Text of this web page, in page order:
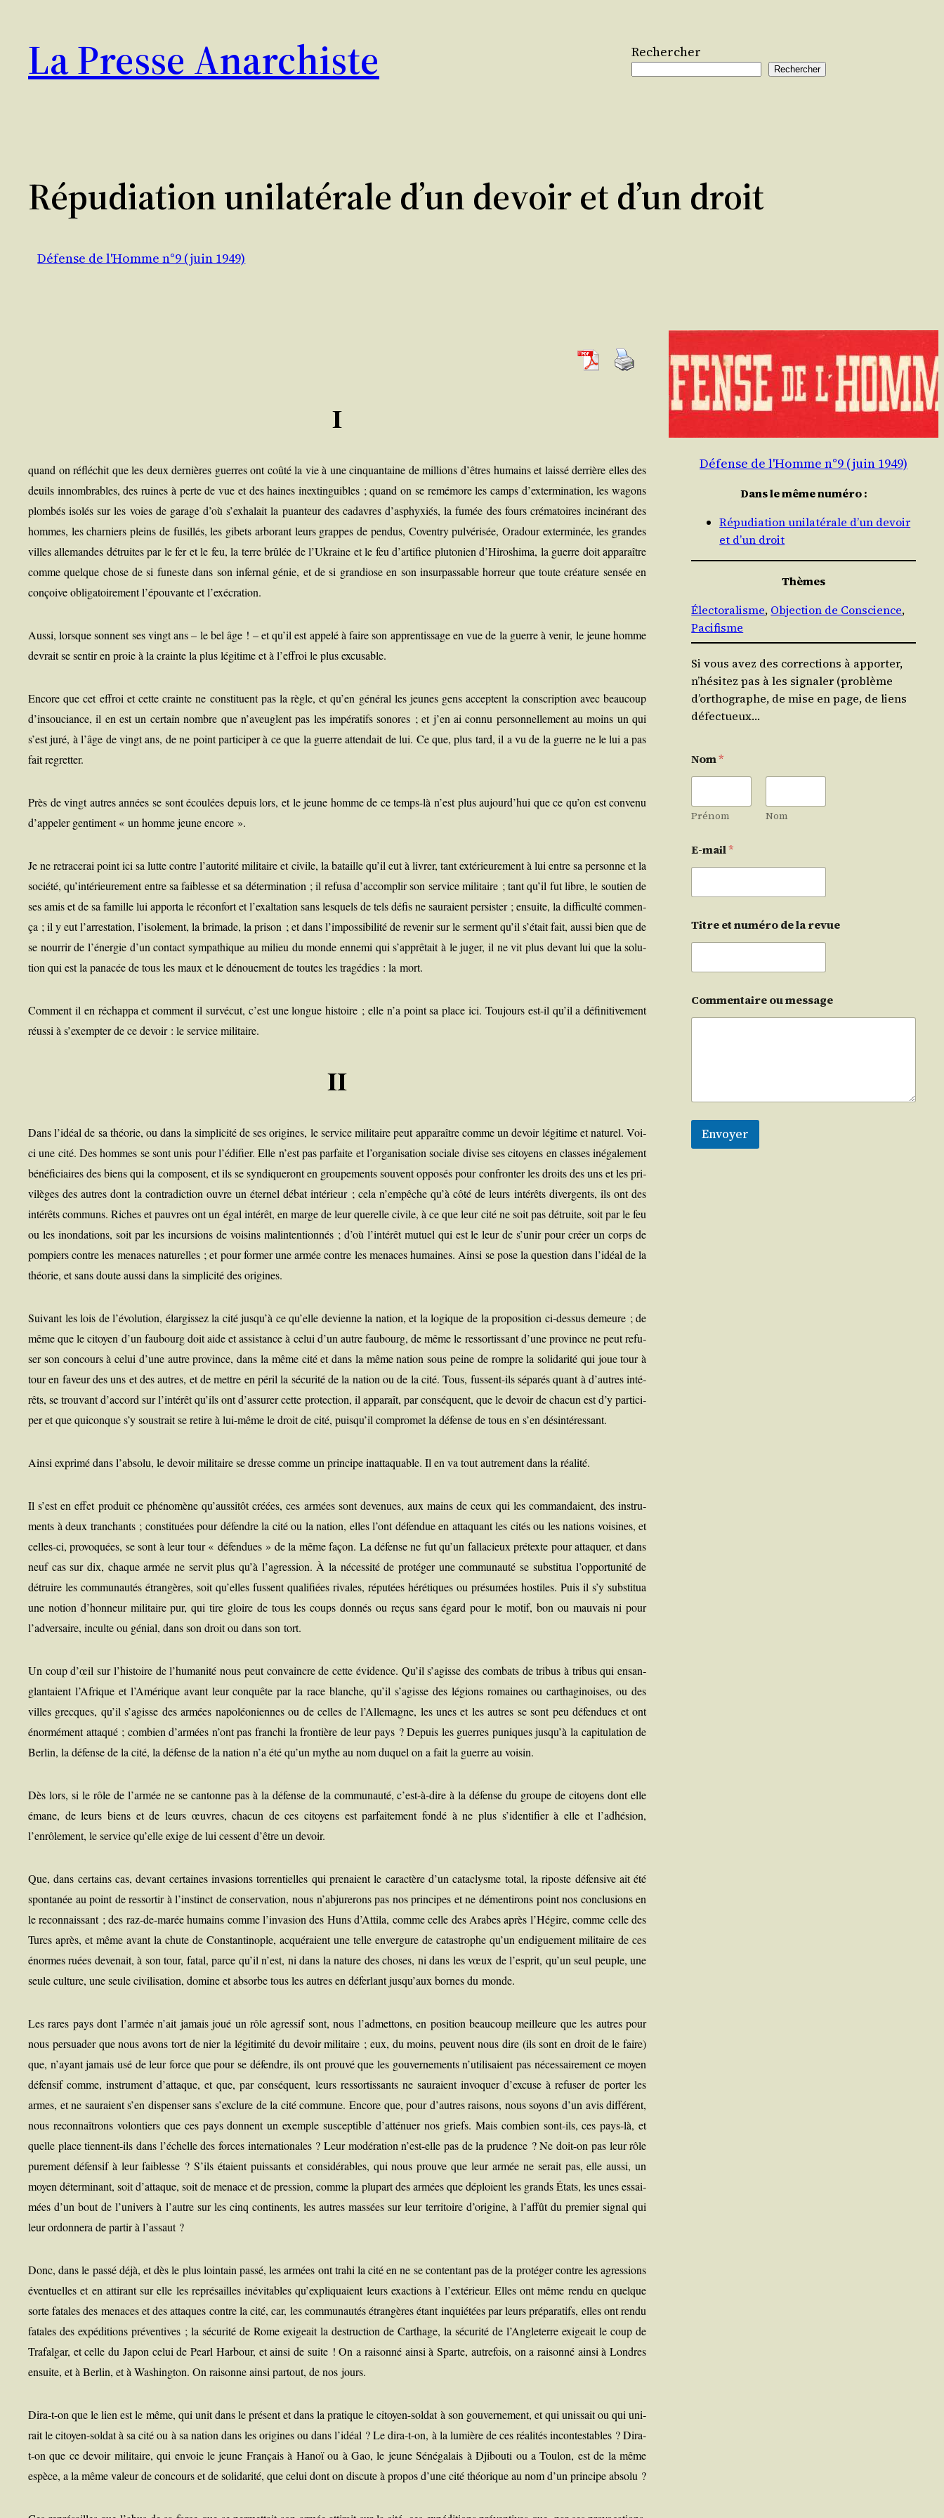
contenu
La Presse Anarchiste Rechercher
Rechercher
Répudiation unilatérale d’un devoir et d’un droit
Défense de l'Homme n°9 (juin 1949)
I
quand on réflé­chit que les deux der­nières guerres ont coû­té la vie à une cin­quan­taine de mil­lions d’êtres humains et lais­sé der­rière elles des
deuils innom­brables, des ruines à perte de vue et des haines inex­tin­guibles ; quand on se remé­more les camps d’extermination, les wagons
plom­bés iso­lés sur les voies de garage d’où s’exhalait la puan­teur des cadavres d’asphyxiés, la fumée des fours cré­ma­toires inci­né­rant des
hommes, les char­niers pleins de fusillés, les gibets arbo­rant leurs grappes de pen­dus, Coven­try pul­vé­ri­sée, Ora­dour exter­mi­née, les grandes
villes alle­mandes détruites par le fer et le feu, la terre brû­lée de l’Ukraine et le feu d’artifice plu­to­nien d’Hiroshima, la guerre doit appa­raître
comme quelque chose de si funeste dans son infer­nal génie, et de si gran­diose en son insur­pas­sable hor­reur que toute créa­ture sen­sée en
conçoive obli­ga­toi­re­ment l’épouvante et l’exécration.
Aus­si, lorsque sonnent ses vingt ans – le bel âge ! – et qu’il est appe­lé à faire son appren­tis­sage en vue de la guerre à venir, le jeune homme
devrait se sen­tir en proie à la crainte la plus légi­time et à l’effroi le plus excusable.
Encore que cet effroi et cette crainte ne consti­tuent pas la règle, et qu’en géné­ral les jeunes gens acceptent la conscrip­tion avec beau­coup
d’insouciance, il en est un cer­tain nombre que n’aveuglent pas les impé­ra­tifs sonores ; et j’en ai connu per­son­nel­le­ment au moins un qui
s’est juré, à l’âge de vingt ans, de ne point par­ti­ci­per à ce que la guerre atten­dait de lui. Ce que, plus tard, il a vu de la guerre ne le lui a pas
fait regretter.
Près de vingt autres années se sont écou­lées depuis lors, et le jeune homme de ce temps-là n’est plus aujourd’hui que ce qu’on est conve­nu
d’appeler gen­ti­ment « un homme jeune encore ».
Je ne retra­ce­rai point ici sa lutte contre l’autorité mili­taire et civile, la bataille qu’il eut à livrer, tant exté­rieu­re­ment à lui entre sa per­sonne et la
socié­té, qu’intérieurement entre sa fai­blesse et sa déter­mi­na­tion ; il refu­sa d’accomplir son ser­vice mili­taire ; tant qu’il fut libre, le sou­tien de
ses amis et de sa famille lui appor­ta le récon­fort et l’exaltation sans les­quels de tels défis ne sau­raient per­sis­ter ; ensuite, la dif­fi­cul­té com­men­
ça ; il y eut l’arrestation, l’isolement, la bri­made, la pri­son ; et dans l’impossibilité de reve­nir sur le ser­ment qu’il s’était fait, aus­si bien que de
se nour­rir de l’énergie d’un contact sym­pa­thique au milieu du monde enne­mi qui s’apprêtait à le juger, il ne vit plus devant lui que la solu­
tion qui est la pana­cée de tous les maux et le dénoue­ment de toutes les tra­gé­dies : la mort.
Com­ment il en réchap­pa et com­ment il sur­vé­cut, c’est une longue his­toire ; elle n’a point sa place ici. Tou­jours est-il qu’il a défi­ni­ti­ve­ment
réus­si à s’exempter de ce devoir : le ser­vice militaire.
II
Dans l’idéal de sa théo­rie, ou dans la sim­pli­ci­té de ses ori­gines, le ser­vice mili­taire peut appa­raître comme un devoir légi­time et natu­rel. Voi­
ci une cité. Des hommes se sont unis pour l’édifier. Elle n’est pas par­faite et l’organisation sociale divise ses citoyens en classes inéga­le­ment
béné­fi­ciaires des biens qui la com­posent, et ils se syn­di­que­ront en grou­pe­ments sou­vent oppo­sés pour confron­ter les droits des uns et les pri­
vi­lèges des autres dont la contra­dic­tion ouvre un éter­nel débat inté­rieur ; cela n’empêche qu’à côté de leurs inté­rêts diver­gents, ils ont des
inté­rêts com­muns. Riches et pauvres ont un égal inté­rêt, en marge de leur que­relle civile, à ce que leur cité ne soitpas détruite, soit par le feu
ou les inon­da­tions, soit par les incur­sions de voi­sins mal­in­ten­tion­nés ; d’où l’intérêt mutuel qui est le leur de s’unir pour créer un corps de
pom­piers contre les menaces natu­relles ; et pour for­mer une armée contre les menaces humaines. Ain­si se pose la ques­tion dans l’idéal de la
théo­rie, et sans doute aus­si dans la sim­pli­ci­té des origines.
Sui­vant les lois de l’évolution, élar­gis­sez la cité jusqu’à ce qu’elle devienne la nation, et la logique de la pro­po­si­tion ci-des­sus demeure ; de
même que le citoyen d’un fau­bourg doit aide et assis­tance à celui d’un autre fau­bourg, de même le res­sor­tis­sant d’une pro­vince ne peut refu­
ser son concours à celui d’une autre pro­vince, dans la même cité et dans la même nation sous peine de rompre la soli­da­ri­té qui joue tour à
tour en faveur des uns et des autres, et de mettre en péril la sécu­ri­té de la nation ou de la cité. Tous, fussent-ils sépa­rés quant à d’autres inté­
rêts, se trou­vant d’accord sur l’intérêt qu’ils ont d’assurer cette pro­tec­tion, il appa­raît, par consé­quent, que le devoir de cha­cun est d’y par­ti­ci­
per et que qui­conque s’y sous­trait se retire à lui-même le droit de cité, puisqu’il com­pro­met la défense de tous en s’en désintéressant.
Ain­si expri­mé dans l’absolu, le devoir mili­taire se dresse comme un prin­cipe inat­ta­quable. Il en va tout autre­ment dans la réalité.
Il s’est en effet pro­duit ce phé­no­mène qu’aussitôt créées, ces armées sont deve­nues, aux mains de ceux qui les com­man­daient, des ins­tru­
ments à deux tran­chants ; consti­tuées pour défendre la cité ou la nation, elles l’ont défen­due en atta­quant les cités ou les nations voi­sines, et
celles-ci, pro­vo­quées, se sont à leur tour « défen­dues » de la même façon. La défense ne fut qu’un fal­la­cieux pré­texte pour atta­quer, et dans
neuf cas sur dix, chaque armée ne ser­vit plus qu’à l’agression. À la néces­si­té de pro­té­ger une com­mu­nau­té se sub­sti­tua l’opportunité de
détruire les com­mu­nau­tés étran­gères, soit qu’elles fussent qua­li­fiées rivales, répu­tées héré­tiques ou pré­su­mées hos­tiles. Puis il s’y sub­sti­tua
une notion d’honneur mili­taire pur, qui tire gloire de tous les coups don­nés ou reçus sans égard pour le motif, bon ou mau­vais ni pour
l’adversaire, inculte ou génial, dans son droit ou dans son tort.
Un coup d’œil sur l’histoire de l’humanité nous peut convaincre de cette évi­dence. Qu’il s’agisse des com­bats de tri­bus à tri­bus qui ensan­
glan­taient l’Afrique et l’Amérique avant leur conquête par la race blanche, qu’il s’agisse des légions romaines ou car­tha­gi­noises, ou des
villes grecques, qu’il s’agisse des armées napo­léo­niennes ou de celles de l’Allemagne, les unes et les autres se sont peu défen­dues et ont
énor­mé­ment atta­qué ; com­bien d’armées n’ont pas fran­chi la fron­tière de leur pays ? Depuis les guerres puniques jusqu’à la capi­tu­la­tion de
Ber­lin, la défense de la cité, la défense de la nation n’a été qu’un mythe au nom duquel on a fait la guerre au voisin.
Dès lors, si le rôle de l’armée ne se can­tonne pas à la défense de la com­mu­nau­té, c’est-à-dire à la défense du groupe de citoyens dont elle
émane, de leurs biens et de leurs œuvres, cha­cun de ces citoyens est par­fai­te­ment fon­dé à ne plus s’identifier à elle et l’adhésion,
l’enrôlement, le ser­vice qu’elle exige de lui cessent d’être un devoir.
Que, dans cer­tains cas, devant cer­taines inva­sions tor­ren­tielles qui pre­naient le carac­tère d’un cata­clysme total, la riposte défen­sive ait été
spon­ta­née au point de res­sor­tir à l’instinct de conser­va­tion, nous n’abjurerons pas nos prin­cipes et ne démen­ti­rons point nos conclu­sions en
le recon­nais­sant ; des raz-de-marée humains comme l’invasion des Huns d’Attila, comme celle des Arabes après l’Hégire, comme celle des
Turcs après, et même avant la chute de Constan­ti­nople, acqué­raient une telle enver­gure de catas­trophe qu’un endi­gue­ment mili­taire de ces
énormes ruées deve­nait, à son tour, fatal, parce qu’il n’est, ni dans la nature des choses, ni dans les vœux de l’esprit, qu’un seul peuple, une
seule culture, une seule civi­li­sa­tion, domine et absorbe tous les autres en défer­lant jusqu’aux bornes du monde.
Les rares pays dont l’armée n’ait jamais joué un rôle agres­sif sont, nous l’admettons, en posi­tion beau­coup meilleure que les autres pour
nous per­sua­der que nous avons tort de nier la légi­ti­mi­té du devoir mili­taire ; eux, du moins, peuvent nous dire (ils sont en droit de le faire)
que, n’ayant jamais usé de leur force que pour se défendre, ils ont prou­vé que les gou­ver­ne­ments n’utilisaient pas néces­sai­re­ment ce moyen
défen­sif comme, ins­tru­ment d’attaque, et que, par consé­quent, leurs res­sor­tis­sants ne sau­raient invo­quer d’excuse à refu­ser de por­ter les
armes, et ne sau­raient s’en dis­pen­ser sans s’exclure de la cité com­mune. Encore que, pour d’autres rai­sons, nous soyons d’un avis dif­fé­rent,
nous recon­naî­trons volon­tiers que ces pays donnent un exemple sus­cep­tible d’atténuer nos griefs. Mais com­bien sont-ils, ces pays-là, et
quelle place tiennent-ils dans l’échelle des forces inter­na­tio­nales ? Leur modé­ra­tion n’est-elle pas de la pru­dence ? Ne doit-on pas leur rôle
pure­ment défen­sif à leur fai­blesse ? S’ils étaient puis­sants et consi­dé­rables, qui nous prouve que leur armée ne serait pas, elle aus­si, un
moyen déter­mi­nant, soit d’attaque, soit de menace et de pres­sion, comme la plu­part des armées que déploient les grands États, les unes essai­
mées d’un bout de l’univers à l’autre sur les cinq conti­nents, les autres mas­sées sur leur ter­ri­toire d’origine, à l’affût du pre­mier signal qui
leur ordon­ne­ra de par­tir à l’assaut ?
Donc, dans le pas­sé déjà, et dès le plus loin­tain pas­sé, les armées ont tra­hi la cité en ne se conten­tant pas de la pro­té­ger contre les agres­sions
éven­tuelles et en atti­rant sur elle les repré­sailles inévi­tables qu’expliquaient leurs exac­tions à l’extérieur. Elles ont même ren­du en quelque
sorte fatales des menaces et des attaques contre la cité, car, les com­mu­nau­tés étran­gères étant inquié­tées par leurs pré­pa­ra­tifs, elles ont ren­du
fatales des expé­di­tions pré­ven­tives ; la sécu­ri­té de Rome exi­geait la des­truc­tion de Car­thage, la sécu­ri­té de l’Angleterre exi­geait le coup de
Tra­fal­gar, et celle du Japon celui de Pearl Har­bour, et ain­si de suite !On a rai­son­né ain­si à Sparte, autre­fois, on a rai­son­né ain­si à Londres
ensuite, et à Ber­lin, et à Washing­ton. On rai­sonne ain­si par­tout, de nos jours.
Dira-t-on que le lien est le même, qui unit dans le pré­sent et dans la pra­tique le citoyen-sol­dat à son gou­ver­ne­ment, et qui unis­sait ou qui uni­
rait le citoyen-sol­dat à sa cité ou à sa nation dans les ori­gines ou dans l’idéal ? Le dira-t-on, à la lumière de ces réa­li­tés incon­tes­tables ? Dira-
t-on que ce devoir mili­taire, qui envoie le jeune Fran­çais à Hanoï ou à Gao, le jeune Séné­ga­lais à Dji­bou­ti ou a Tou­lon, est de la même
espèce, a la même valeur de concours et de soli­da­ri­té, que celui dont on dis­cute à pro­pos d’une cité théo­rique au nom d’un prin­cipe absolu ?
Défense de l'Homme n°9 (juin 1949)
Dans le même numéro :
Répudiation unilatérale d’un devoir
et d’un droit
Thèmes
Électoralisme, Objection de Conscience
Pacifisme
Si vous avez des corrections à apporter,
n’hésitez pas à les signaler (problème
d’orthographe, de mise en page, de liens
défectueux…
Nom*
Prénom Nom
E-mail*
Titre et numéro de la revue
Commentaire ou message
Envoyer